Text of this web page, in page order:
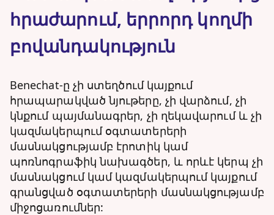
հրաժարում, երրորդ կողմի
բովանդակություն
Benechat-ը չի ստեղծում կայքում
հրապարակված նյութերը, չի վարձում, չի
կնքում պայմանագրեր, չի ղեկավարում և չի
կազմակերպում օգտատերերի
մասնակցությամբ էրոտիկ կամ
պոռնոգրաֆիկ նախագծեր, և որևէ կերպ չի
մասնակցում կամ կազմակերպում կայքում
գրանցված օգտատերերի մասնակցությամբ
միջոցառումներ: